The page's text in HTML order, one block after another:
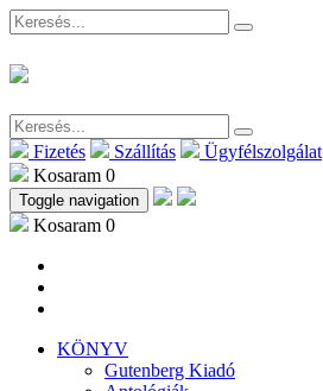
Fizetés Szállítás
Ügyfélszolgálat
Kosaram 0
Toggle navigation
Kosaram 0
KÖNYV
Gutenberg Kiadó